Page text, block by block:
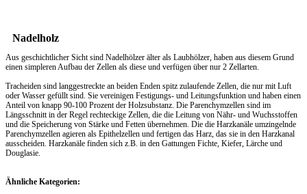
Nadelholz
Aus geschichtlicher Sicht sind Nadelhölzer älter als Laubhölzer, haben aus diesem Grund
einen simpleren Aufbau der Zellen als diese und verfügen über nur 2 Zellarten.
Tracheiden sind langgestreckte an beiden Enden spitz zulaufende Zellen, die nur mit Luft
oder Wasser gefüllt sind. Sie vereinigen Festigungs- und Leitungsfunktion und haben einen
Anteil von knapp 90-100 Prozent der Holzsubstanz. Die Parenchymzellen sind im
Längsschnitt in der Regel rechteckige Zellen, die die Leitung von Nähr- und Wuchsstoffen
und die Speicherung von Stärke und Fetten übernehmen. Die die Harzkanäle umzingelnde
Parenchymzellen agieren als Epithelzellen und fertigen das Harz, das sie in den Harzkanal
ausscheiden. Harzkanäle finden sich z.B. in den Gattungen Fichte, Kiefer, Lärche und
Douglasie.
Ähnliche Kategorien: